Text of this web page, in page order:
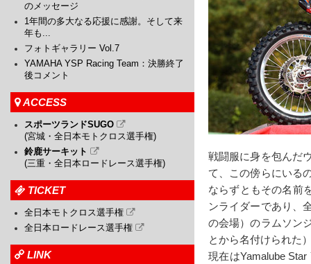
戦闘服に身を包んだ
て、この傍らにいる
ならずともその名前
ンライダーであり、
の会場）のラムソン
とから名付けられた
現在はYamalube
のメッセージ
1年間の多大なる応援に感謝。そして来
年も...
フォトギャラリー Vol.7
YAMAHA YSP Racing Team：決勝終了
後コメント
ACCESS
スポーツランドSUGO
(宮城・全日本モトクロス選手権)
鈴鹿サーキット
(三重・全日本ロードレース選手権)
TICKET
全日本モトクロス選手権
全日本ロードレース選手権
LINK